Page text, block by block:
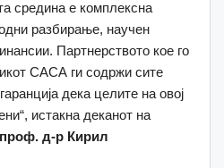
средина е комплексна
разбирање, научен
Партнерството кое го
САСА ги содржи сите
дека целите на овој
истакна деканот на
проф. д-р Кирил